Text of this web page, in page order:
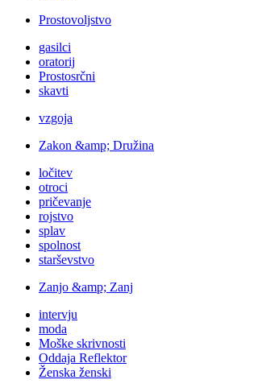
Prostovoljstvo
gasilci
oratorij
Prostosrčni
skavti
vzgoja
Zakon &amp; Družina
ločitev
otroci
pričevanje
rojstvo
splav
spolnost
starševstvo
Zanjo &amp; Zanj
intervju
moda
Moške skrivnosti
Oddaja Reflektor
Ženska ženski